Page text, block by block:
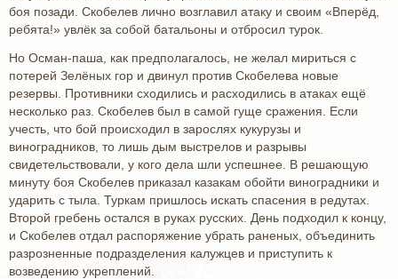
боя позади. Скобелев лично возглавил атаку и своим «Вперёд,
ребята!» увлёк за собой батальоны и отбросил турок.
Но Осман-паша, как предполагалось, не желал мириться с
потерей Зелёных гор и двинул против Скобелева новые
резервы. Противники сходились и расходились в атаках ещё
несколько раз. Скобелев был в самой гуще сражения. Если
учесть, что бой происходил в зарослях кукурузы и
виноградников, то лишь дым выстрелов и разрывы
свидетельствовали, у кого дела шли успешнее. В решающую
минуту боя Скобелев приказал казакам обойти виноградники и
ударить с тыла. Туркам пришлось искать спасения в редутах.
Второй гребень остался в руках русских. День подходил к концу,
и Скобелев отдал распоряжение убрать раненых, объединить
разрозненные подразделения калужцев и приступить к
возведению укреплений.